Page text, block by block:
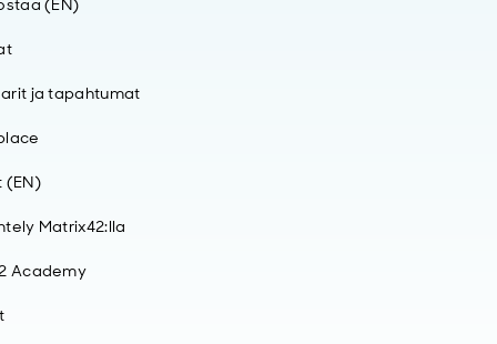
(EN)
ja tapahtumat
(EN)
Matrix42:lla
Academy